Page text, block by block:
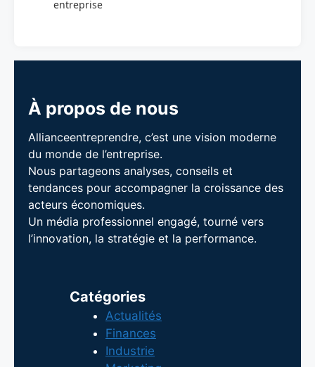
entreprise
À propos de nous
Allianceentreprendre, c’est une vision moderne
du monde de l’entreprise.
Nous partageons analyses, conseils et
tendances pour accompagner la croissance des
acteurs économiques.
Un média professionnel engagé, tourné vers
l’innovation, la stratégie et la performance.
Catégories
Actualités
Finances
Industrie